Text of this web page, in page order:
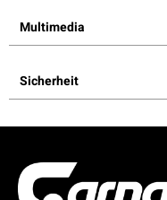
Multimedia
Sicherheit